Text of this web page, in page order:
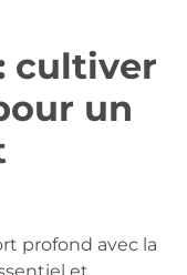
cultiver
un
profond avec la
et